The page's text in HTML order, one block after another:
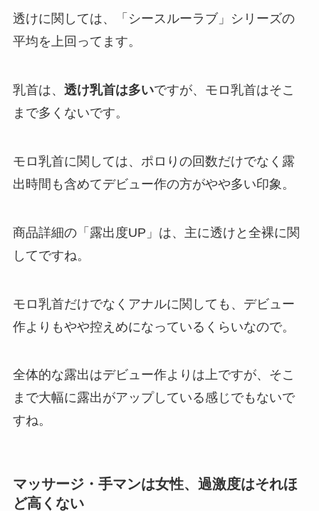
透けに関しては、「シースルーラブ」シリーズの
平均を上回ってます。
乳首は、 透け乳首は多いですが、モロ乳首はそこ
まで多くないです。
モロ乳首に関しては、ポロりの回数だけでなく露
出時間も含めてデビュー作の方がやや多い印象。
商品詳細の「露出度UP」は、主に透けと全裸に関
してですね。
モロ乳首だけでなくアナルに関しても、デビュー
作よりもやや控えめになっているくらいなので。
全体的な露出はデビュー作よりは上ですが、そこ
まで大幅に露出がアップしている感じでもないで
すね。
マッサージ・手マンは女性、過激度はそれほ
ど高くない